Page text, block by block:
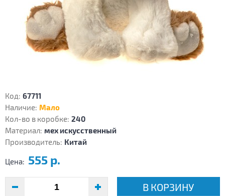
Код: 67711
Наличие: Мало
Кол-во в коробке: 240
Материал: мех искусственный
Производитель: Китай
Цена: 555 р.
В КОРЗИНУ